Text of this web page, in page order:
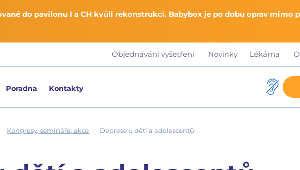
do pavilonu I a CH kvůli rekonstrukci. Babybox je po dobu oprav mimo
Objednávání vyšetření Novinky Lékárna
Poradna Kontakty
Kongresy, semináře, akce Deprese u dětí a adolescentů